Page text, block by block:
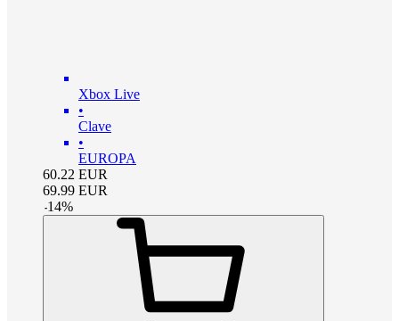
Xbox Live
•
Clave
•
EUROPA
60.22 EUR
69.99 EUR
-14%